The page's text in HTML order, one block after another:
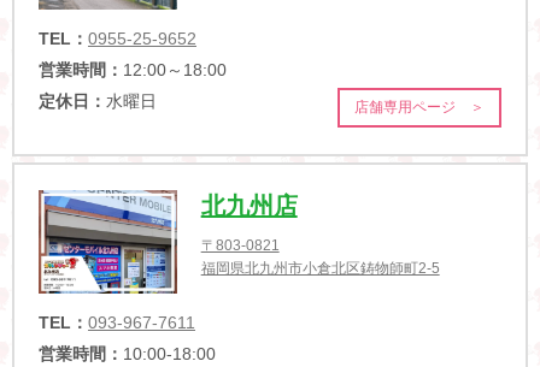
TEL： 0955-25-9652
営業時間： 12:00～18:00
定休日： 水曜日 店舗専用ページ ＞
北九州店
〒803-0821
福岡県北九州市小倉北区鋳物師町2-5
TEL： 093-967-7611
営業時間： 10:00-18:00